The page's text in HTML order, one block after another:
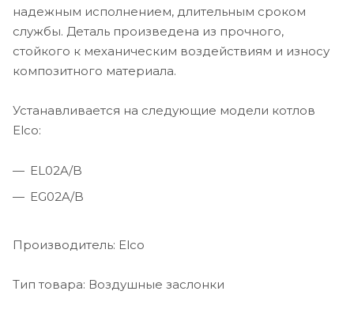
надежным исполнением, длительным сроком
службы. Деталь произведена из прочного,
стойкого к механическим воздействиям и износу
композитного материала.
Устанавливается на следующие модели котлов
Elco:
EL02A/B
EG02A/B
Производитель: Elco
Тип товара: Воздушные заслонки